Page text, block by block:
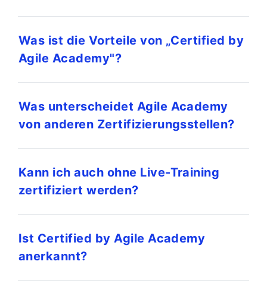
Was ist die Vorteile von „Certified by
Agile Academy"?
Was unterscheidet Agile Academy
von anderen Zertifizierungsstellen?
Kann ich auch ohne Live-Training
zertifiziert werden?
Ist Certified by Agile Academy
anerkannt?